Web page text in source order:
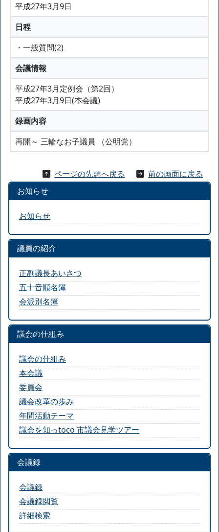
平成27年3月9日
日程
・一般質問(2)
会議情報
平成27年3月定例会（第2回）
平成27年3月9日(本会議)
録画内容
再開～ 三輪なお子議員 （公明党）
ページの先頭へ戻る
前の画面に戻る
お知らせ
お知らせ
議員の紹介
正副議長あいさつ
五十音順名簿
会派別名簿
議会の仕組み
議会の仕組み
本会議
委員会
議会改革の歩み
年間活動テーマ
議会を知っtoco 市議会見学ツアー
会議録
会議録
会議録閲覧
詳細検索